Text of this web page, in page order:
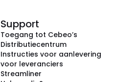
Support
Toegang tot Cebeo’s
Distributiecentrum
Instructies voor aanlevering
voor leveranciers
Streamliner